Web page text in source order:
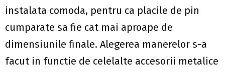
instalata comoda, pentru ca placile de pin
cumparate sa fie cat mai aproape de
dimensiunile finale. Alegerea manerelor s-a
facut in functie de celelalte accesorii metalice